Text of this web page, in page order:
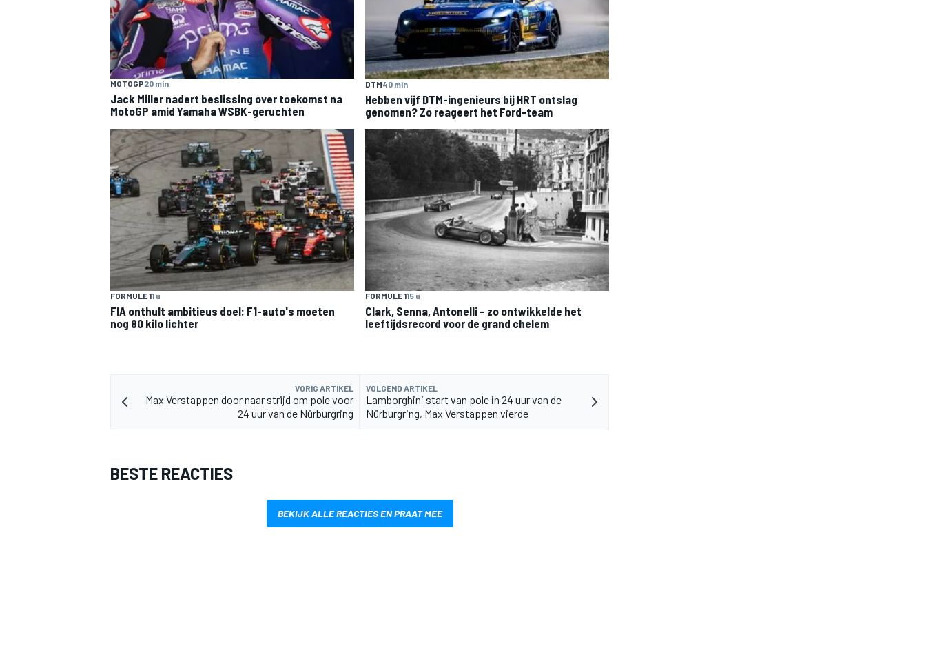
MEER RACEKLASSEN
MOTOGP20 min
Jack Miller nadert beslissing over toekomst na
MotoGP amid Yamaha WSBK-geruchten
DTM40 min
Hebben vijf DTM-ingenieurs bij HRT ontslag
genomen? Zo reageert het Ford-team
FORMULE 11 u
FIA onthult ambitieus doel: F1-auto's moeten
nog 80 kilo lichter
FORMULE 115 u
Clark, Senna, Antonelli – zo ontwikkelde het
leeftijdsrecord voor de grand chelem
VORIG ARTIKEL
Max Verstappen door naar strijd om pole voor
24 uur van de Nürburgring
VOLGEND ARTIKEL
Lamborghini start van pole in 24 uur van de
Nürburgring, Max Verstappen vierde
BESTE REACTIES
BEKIJK ALLE REACTIES EN PRAAT MEE